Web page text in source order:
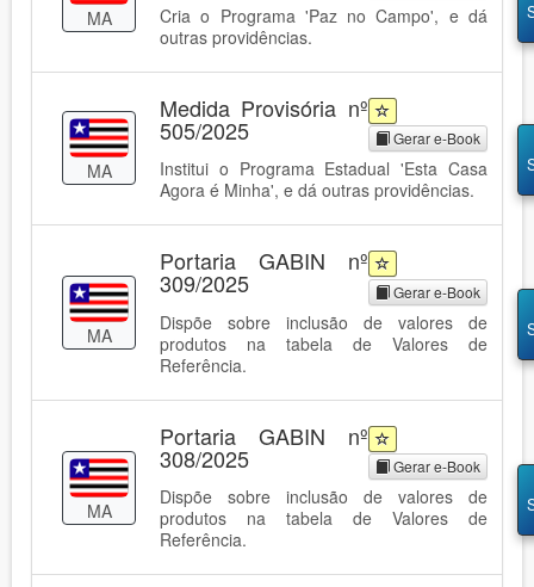
MA
Cria o Programa 'Paz no Campo', e dá
outras providências.
MA
Medida Provisória nº
505/2025 Gerar e-Book
Institui o Programa Estadual 'Esta Casa
Agora é Minha', e dá outras providências.
MA
Portaria GABIN nº
309/2025 Gerar e-Book
Dispõe sobre inclusão de valores de
produtos na tabela de Valores de
Referência.
MA
Portaria GABIN nº
308/2025 Gerar e-Book
Dispõe sobre inclusão de valores de
produtos na tabela de Valores de
Referência.